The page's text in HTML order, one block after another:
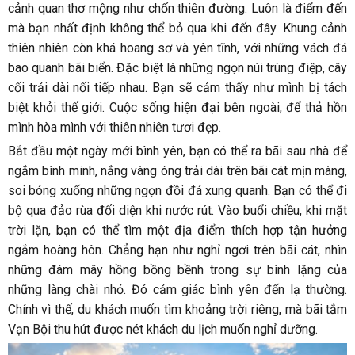
cảnh quan thơ mộng như chốn thiên đường. Luôn là điểm đến
mà bạn nhất định không thể bỏ qua khi đến đây. Khung cảnh
thiên nhiên còn khá hoang sơ và yên tĩnh, với những vách đá
bao quanh bãi biển. Đặc biệt là những ngọn núi trùng điệp, cây
cối trải dài nối tiếp nhau. Bạn sẽ cảm thấy như mình bị tách
biệt khỏi thế giới. Cuộc sống hiện đại bên ngoài, để thả hồn
mình hòa mình với thiên nhiên tươi đẹp.
Bắt đầu một ngày mới bình yên, bạn có thể ra bãi sau nhà để
ngắm bình minh, nắng vàng óng trải dài trên bãi cát mịn màng,
soi bóng xuống những ngọn đồi đá xung quanh. Bạn có thể đi
bộ qua đảo rùa đối diện khi nước rút. Vào buổi chiều, khi mặt
trời lặn, bạn có thể tìm một địa điểm thích hợp tận hưởng
ngắm hoàng hôn. Chẳng hạn như nghỉ ngơi trên bãi cát, nhìn
những đám mây hồng bồng bềnh trong sự bình lặng của
những làng chài nhỏ. Đó cảm giác bình yên đến lạ thường.
Chính vì thế, du khách muốn tìm khoảng trời riêng, mà bãi tắm
Vạn Bội thu hút được nét khách du lịch muốn nghỉ dưỡng.